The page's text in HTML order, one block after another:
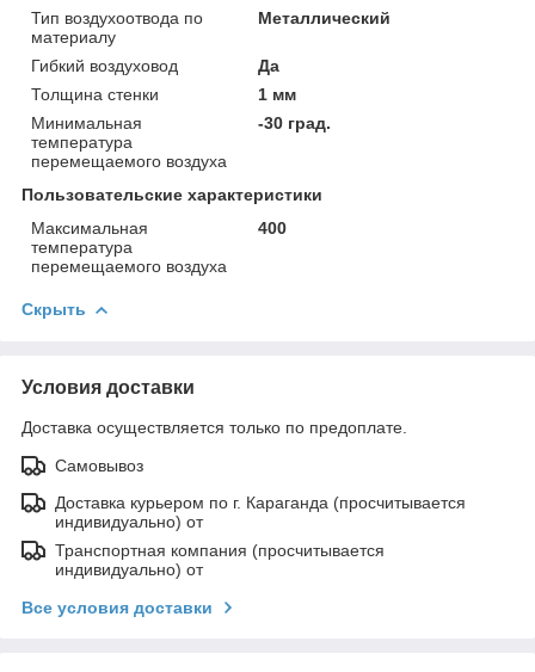
Тип воздухоотвода по
материалу
Металлический
Гибкий воздуховод
Да
Толщина стенки
1 мм
Минимальная
температура
перемещаемого воздуха
-30 град.
Пользовательские характеристики
Максимальная
температура
перемещаемого воздуха
400
Скрыть
Условия доставки
Доставка осуществляется только по предоплате.
Самовывоз
Доставка курьером по г. Караганда (просчитывается
индивидуально) от
Транспортная компания (просчитывается
индивидуально) от
Все условия доставки